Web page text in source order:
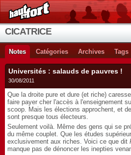
CICATRICE
Notes Catégories Archives Tags
Universités : salauds de pauvres !
30/08/2011
Que la droite pure et dure (et riche)
faire payer cher l'accès à l'enseignement
scoop. Mais les élections approchent, et
sont presque tous électeurs.
Seulement voilà. Même des gens qui se
du même couplet. Que les études
exclusivement aux riches. Voici ce que dit
manque pas de dénoncer les inepties